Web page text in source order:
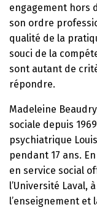
engagement hors
son ordre
qualité de la
souci de la
sont autant de
répondre.
Madeleine
sociale depuis
psychiatrique
pendant 17 ans.
en service social
l’Université Laval,
l’enseignement et